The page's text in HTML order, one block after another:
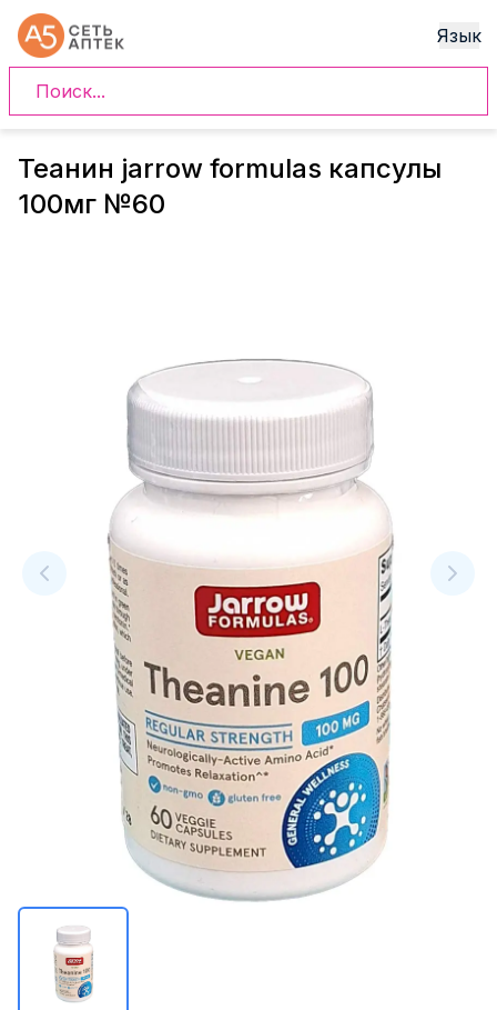
Язык
Теанин jarrow formulas капсулы
100мг №60